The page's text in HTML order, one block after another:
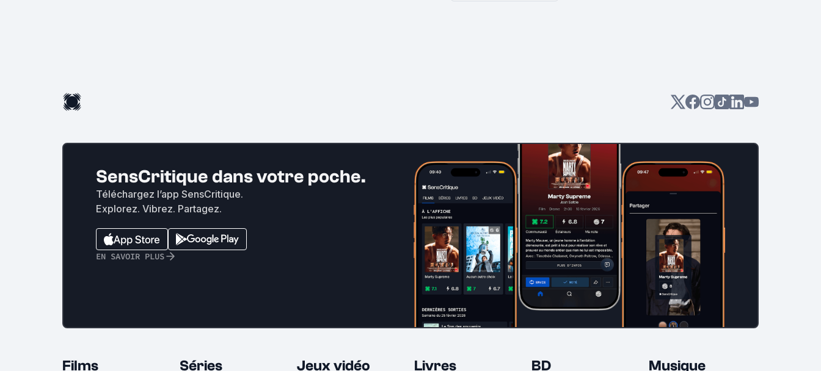
SensCritique dans votre poche.
Téléchargez l’app SensCritique.
Explorez. Vibrez. Partagez.
EN SAVOIR PLUS
Films Séries Jeux vidéo Livres BD Musique